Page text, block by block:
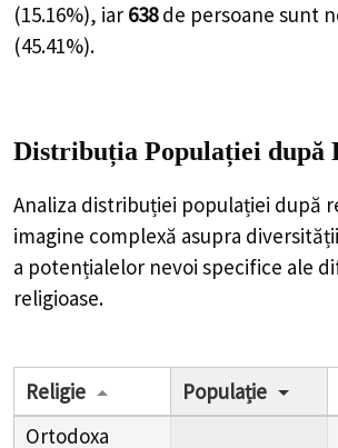
(15.16%), iar 638 de persoane sunt
(45.41%).
Distribuția Populației după
Analiza distribuției populației după
imagine complexă asupra
a potențialelor nevoi specifice ale
religioase.
Religie Populație
Ortodoxa